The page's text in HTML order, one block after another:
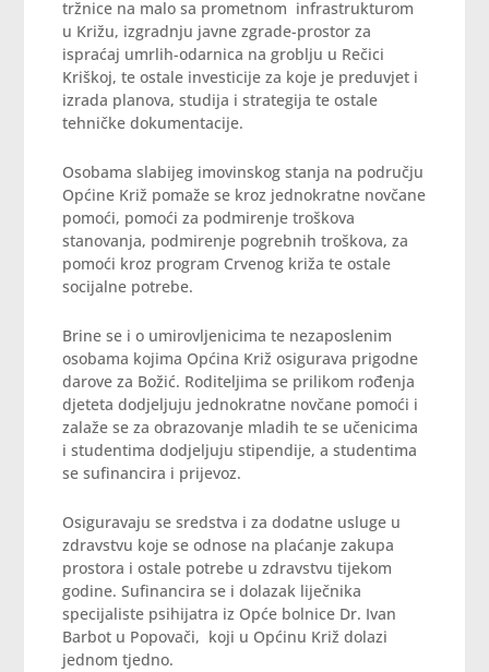
tržnice na malo sa prometnom infrastrukturom
u Križu, izgradnju javne zgrade-prostor za
ispraćaj umrlih-odarnica na groblju u Rečici
Kriškoj, te ostale investicije za koje je preduvjet i
izrada planova, studija i strategija te ostale
tehničke dokumentacije.
Osobama slabijeg imovinskog stanja na području
Općine Križ pomaže se kroz jednokratne novčane
pomoći, pomoći za podmirenje troškova
stanovanja, podmirenje pogrebnih troškova, za
pomoći kroz program Crvenog križa te ostale
socijalne potrebe.
Brine se i o umirovljenicima te nezaposlenim
osobama kojima Općina Križ osigurava prigodne
darove za Božić. Roditeljima se prilikom rođenja
djeteta dodjeljuju jednokratne novčane pomoći i
zalaže se za obrazovanje mladih te se učenicima
i studentima dodjeljuju stipendije, a studentima
se sufinancira i prijevoz.
Osiguravaju se sredstva i za dodatne usluge u
zdravstvu koje se odnose na plaćanje zakupa
prostora i ostale potrebe u zdravstvu tijekom
godine. Sufinancira se i dolazak liječnika
specijaliste psihijatra iz Opće bolnice Dr. Ivan
Barbot u Popovači, koji u Općinu Križ dolazi
jednom tjedno.